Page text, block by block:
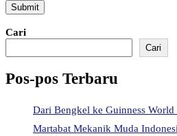
Cari
Cari
Pos-pos Terbaru
Dari Bengkel ke Guinness
Martabat Mekanik Muda